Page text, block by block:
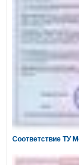
Соответствие ТУ